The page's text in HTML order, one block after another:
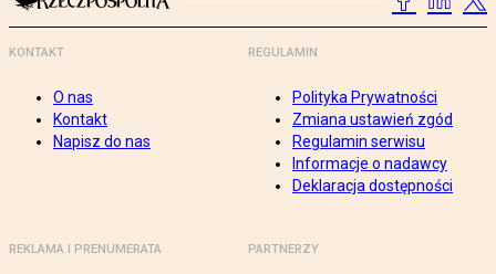
KONTAKT
O nas
Kontakt
Napisz do nas
REGULAMIN
Polityka Prywatności
Zmiana ustawień zgód
Regulamin serwisu
Informacje o nadawcy
Deklaracja dostępności
REKLAMA I PRENUMERATA PARTNERZY